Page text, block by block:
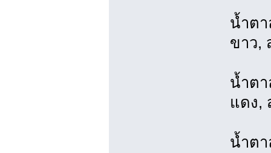
น้ำต
ขาว,
น้ำต
แดง,
น้ำต